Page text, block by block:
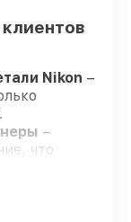
Nikon –
–
что